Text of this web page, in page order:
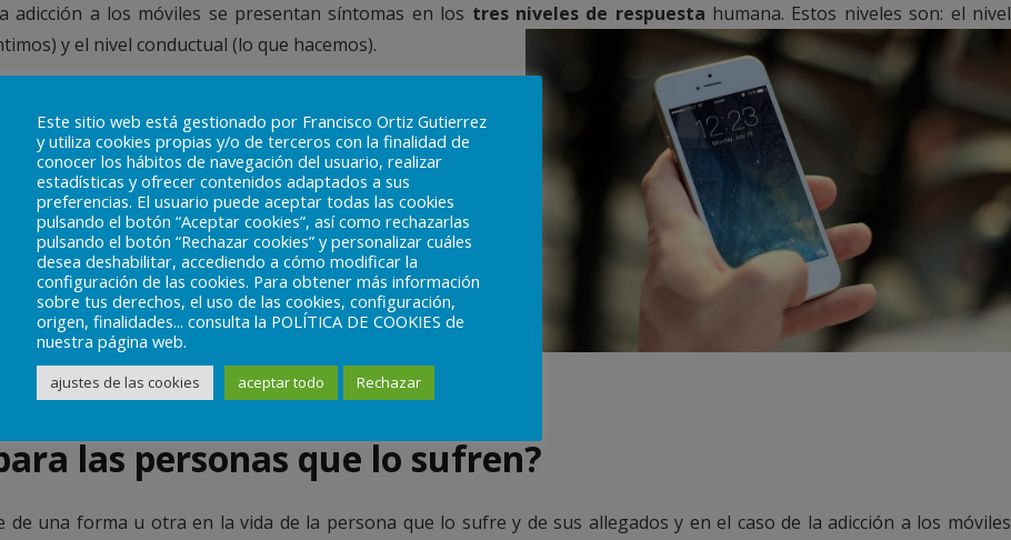
a los móviles se presentan síntomas en los tres niveles de respuesta humana. Estos niveles son: el nivel
y el nivel conductual (lo que hacemos).
sobre las consecuencias que les supondría no
sin el aparato.
deansiedado nerviosismo ante la idea de pérdida o
que estar sin él durante un periodo corto de tiempo que
de forma constante el teléfono móvil y la presencia de
también están presentes otras como conductas de
contextos donde no está permitido o es incorrecto,
este aparato, etc.
las personas que lo sufren?
una forma u otra en la vida de la persona que lo sufre y de sus allegados y en el caso de la adicción a los móviles
Este sitio web está gestionado por Francisco Ortiz Gutierrez
y utiliza cookies propias y/o de terceros con la finalidad de
conocer los hábitos de navegación del usuario, realizar
estadísticas y ofrecer contenidos adaptados a sus
preferencias. El usuario puede aceptar todas las cookies
pulsando el botón “Aceptar cookies”, así como rechazarlas
pulsando el botón “Rechazar cookies” y personalizar cuáles
desea deshabilitar, accediendo a cómo modificar la
configuración de las cookies. Para obtener más información
sobre tus derechos, el uso de las cookies, configuración,
origen, finalidades... consulta la POLÍTICA DE COOKIES de
nuestra página web.
ajustes de las cookies aceptar todo Rechazar